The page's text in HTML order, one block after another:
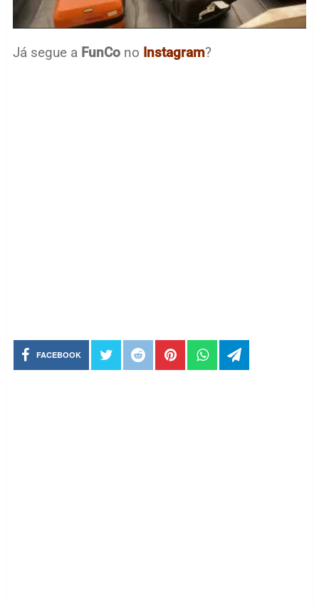
Já segue a FunCono Instagram?
FACEBOOK